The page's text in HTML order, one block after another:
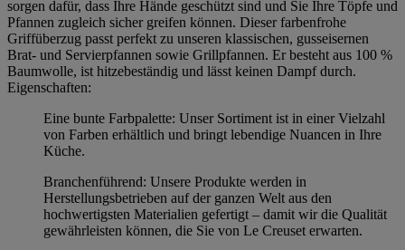
sorgen dafür, dass Ihre Hände geschützt sind und Sie Ihre Töpfe und
Pfannen zugleich sicher greifen können. Dieser farbenfrohe
Griffüberzug passt perfekt zu unseren klassischen, gusseisernen
Brat- und Servierpfannen sowie Grillpfannen. Er besteht aus 100 %
Baumwolle, ist hitzebeständig und lässt keinen Dampf durch.
Eigenschaften:
Eine bunte Farbpalette: Unser Sortiment ist in einer Vielzahl
von Farben erhältlich und bringt lebendige Nuancen in Ihre
Küche.
Branchenführend: Unsere Produkte werden in
Herstellungsbetrieben auf der ganzen Welt aus den
hochwertigsten Materialien gefertigt – damit wir die Qualität
gewährleisten können, die Sie von Le Creuset erwarten.